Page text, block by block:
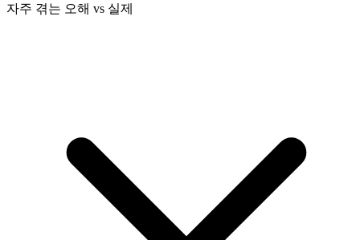
자주 겪는 오해 vs 실제